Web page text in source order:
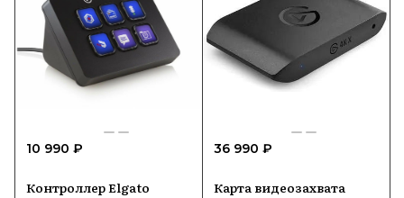
10 990 ₽
Контроллер Elgato
36 990 ₽
Карта видеозахвата